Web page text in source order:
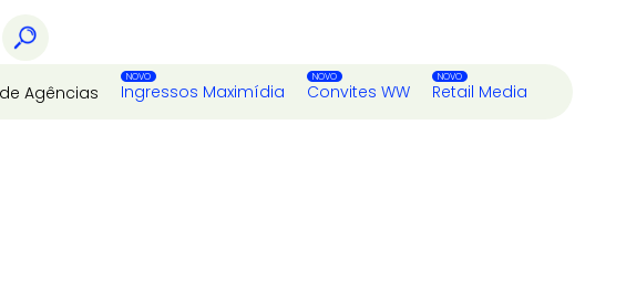
Agências Ingressos Maximídia Convites WW Retail Media